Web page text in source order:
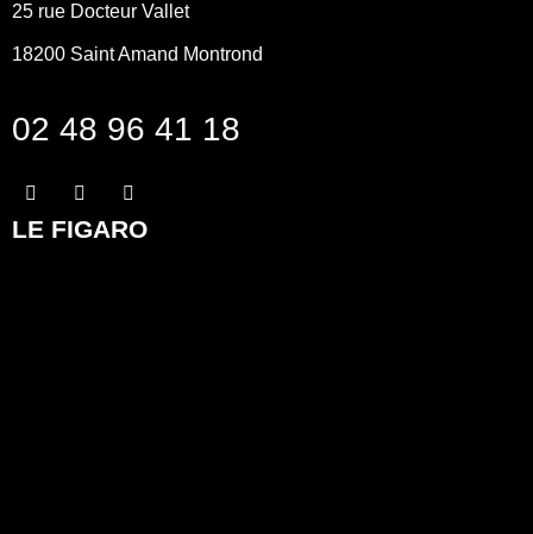
25 rue Docteur Vallet
18200 Saint Amand Montrond
02 48 96 41 18
LE FIGARO